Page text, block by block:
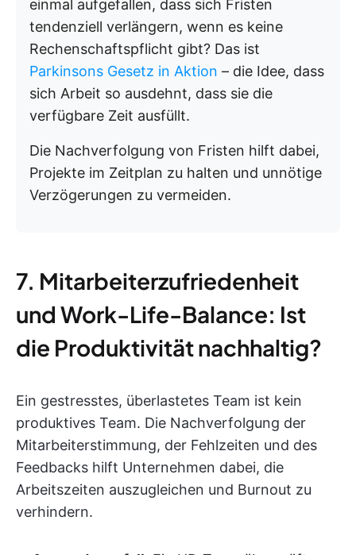
einmal aufgefallen, dass sich Fristen
tendenziell verlängern, wenn es keine
Rechenschaftspflicht gibt? Das ist
Parkinsons Gesetz in Aktion – die Idee, dass
sich Arbeit so ausdehnt, dass sie die
verfügbare Zeit ausfüllt.
Die Nachverfolgung von Fristen hilft dabei,
Projekte im Zeitplan zu halten und unnötige
Verzögerungen zu vermeiden.
7. Mitarbeiterzufriedenheit
und Work-Life-Balance: Ist
die Produktivität nachhaltig?
Ein gestresstes, überlastetes Team ist kein
produktives Team. Die Nachverfolgung der
Mitarbeiterstimmung, der Fehlzeiten und des
Feedbacks hilft Unternehmen dabei, die
Arbeitszeiten auszugleichen und Burnout zu
verhindern.